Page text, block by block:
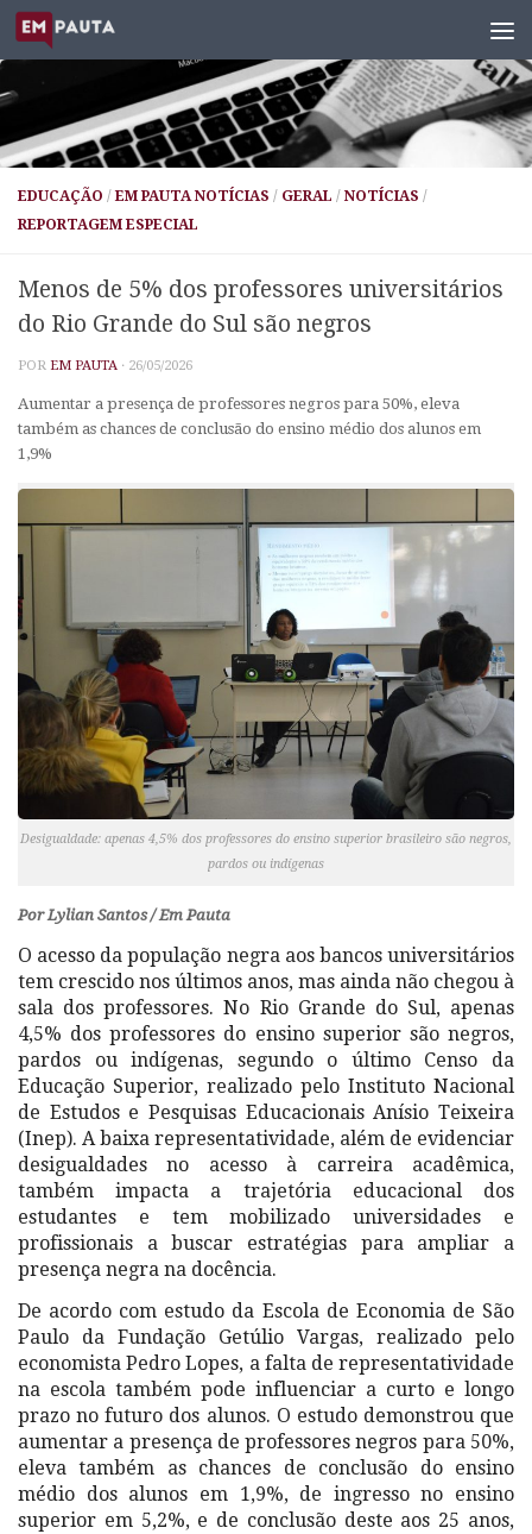
Skip to content
EDUCAÇÃO / EM PAUTA NOTÍCIAS / GERAL / NOTÍCIAS /
REPORTAGEM ESPECIAL
Menos de 5% dos professores universitários
do Rio Grande do Sul são negros
POR EM PAUTA · 26/05/2026
Aumentar a presença de professores negros para 50%, eleva
também as chances de conclusão do ensino médio dos alunos em
1,9%
Desigualdade: apenas 4,5% dos professores do ensino superior brasileiro são negros,
pardos ou indígenas
Por Lylian Santos / Em Pauta
O acesso da população negra aos bancos universitários
tem crescido nos últimos anos, mas ainda não chegou à
sala dos professores. No Rio Grande do Sul, apenas
4,5% dos professores do ensino superior são negros,
pardos ou indígenas, segundo o último Censo da
Educação Superior, realizado pelo Instituto Nacional
de Estudos e Pesquisas Educacionais Anísio Teixeira
(Inep). A baixa representatividade, além de evidenciar
desigualdades no acesso à carreira acadêmica,
também impacta a trajetória educacional dos
estudantes e tem mobilizado universidades e
profissionais a buscar estratégias para ampliar a
presença negra na docência.
De acordo com estudo da Escola de Economia de São
Paulo da Fundação Getúlio Vargas, realizado pelo
economista Pedro Lopes, a falta de representatividade
na escola também pode influenciar a curto e longo
prazo no futuro dos alunos. O estudo demonstrou que
aumentar a presença de professores negros para 50%,
eleva também as chances de conclusão do ensino
médio dos alunos em 1,9%, de ingresso no ensino
superior em 5,2%, e de conclusão deste aos 25 anos,